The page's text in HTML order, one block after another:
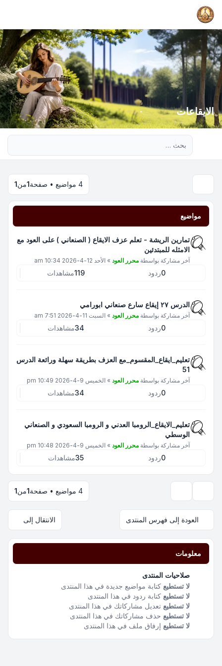
الايقاعات
4 مواضيع • صفحة 1من1
مواضيع
تمارين الريشة - تعلم عزف الايقاع ( الصنعاني ) على العود مع
الامثله للمبتدئين
آخر مشاركة بواسطة محرر العود » الأحد 12-4-2026 10:34 am
0ردود 119مشاهدات
الدرس ٢٧ إيقاع سارع صنعاني ابورامي
آخر مشاركة بواسطة محرر العود » السبت 11-4-2026 7:51 am
0ردود 34مشاهدات
تعليم_ايقاع_المقسوم_مع العزف بطريقة سهلة ورائعة الدرس
51
آخر مشاركة بواسطة محرر العود » الخميس 9-4-2026 10:49 pm
0ردود 34مشاهدات
تعليم_الايقاع_الرومبا العدني و الرومبا السعودي و الصنعاني
الوسطي
آخر مشاركة بواسطة محرر العود » الخميس 9-4-2026 10:48 pm
0ردود 35مشاهدات
4 مواضيع • صفحة 1من1
العودة إلى فهرس المنتدى الانتقال إلى
معلومات
صلاحيات المنتدى
لا تستطيع كتابة مواضيع جديدة في هذا المنتدى
لا تستطيع كتابة ردود في هذا المنتدى
لا تستطيع تعديل مشاركاتك في هذا المنتدى
لا تستطيع حذف مشاركاتك في هذا المنتدى
لا تستطيع إرفاق ملف في هذا المنتدى